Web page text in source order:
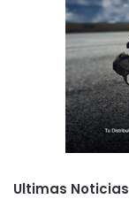
Ultimas Noticias